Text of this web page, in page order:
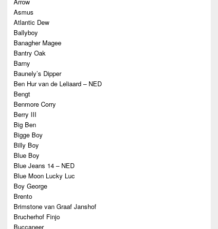
Asmus
Atlantic Dew
Ballyboy
Banagher Magee
Bantry Oak
Barny
Baunely’s Dipper
Ben Hur van de Leliaard – NED
Bengt
Benmore Corry
Berry III
Big Ben
Bigge Boy
Billy Boy
Blue Boy
Blue Jeans 14 – NED
Blue Moon Lucky Luc
Boy George
Brento
Brimstone van Graaf Janshof
Brucherhof Finjo
Buccaneer